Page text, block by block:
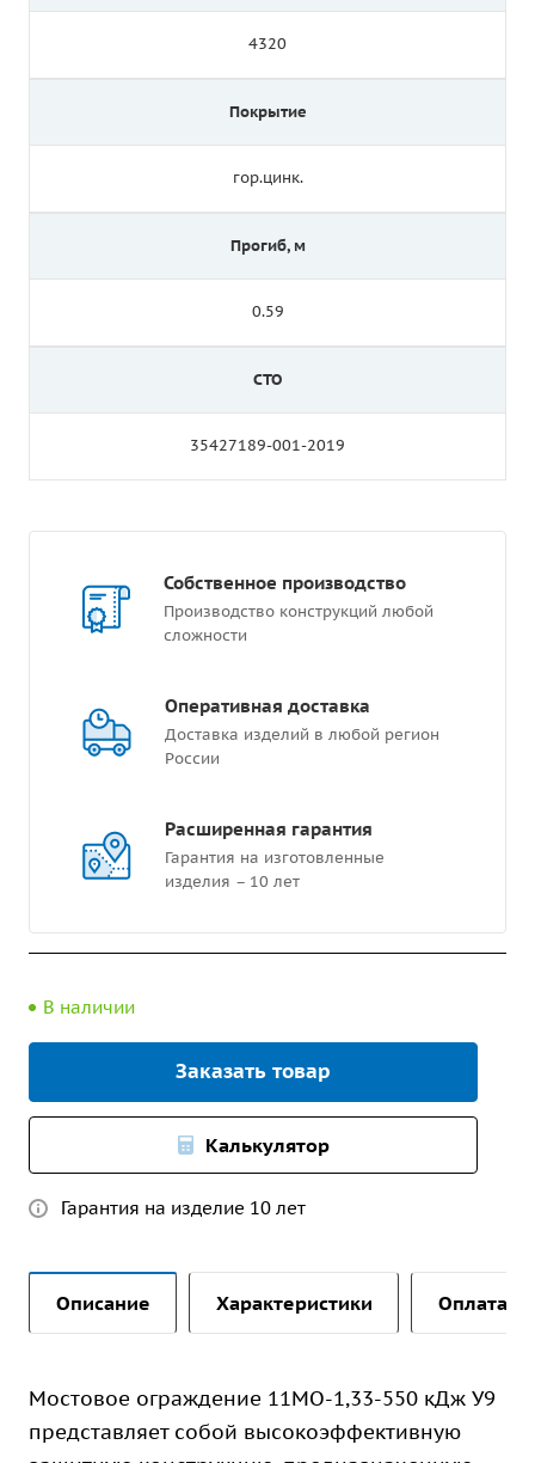
4320
Покрытие
гор.цинк.
Прогиб, м
0.59
СТО
35427189-001-2019
Собственное производство
Производство конструкций любой
сложности
Оперативная доставка
Доставка изделий в любой регион
России
Расширенная гарантия
Гарантия на изготовленные
изделия – 10 лет
В наличии
Заказать товар
Калькулятор
Гарантия на изделие 10 лет
Описание Характеристики Оплата и
Мостовое ограждение 11МО-1,33-550 кДж У9
представляет собой высокоэффективную